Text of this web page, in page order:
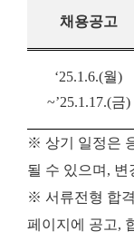
채용공고
‘25.1.6.(월)
~’25.1.17.(금)
※ 상기 일정은
될 수 있으며, 변
※ 서류전형 합
페이지에 공고,